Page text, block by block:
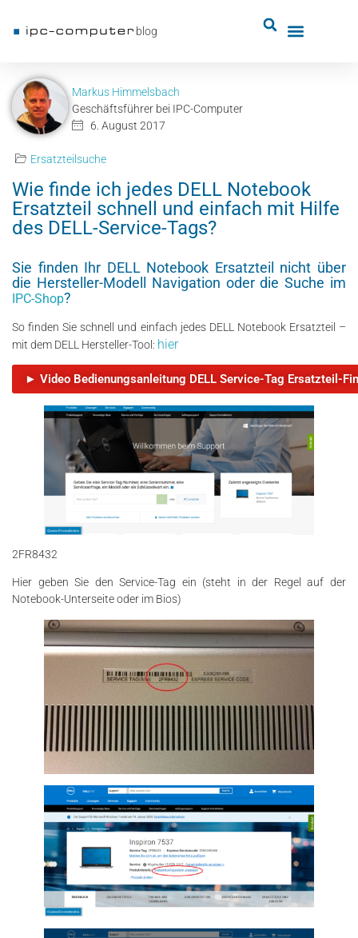
blog
Markus Himmelsbach
Geschäftsführer bei IPC-Computer
6. August 2017
Ersatzteilsuche
Wie finde ich jedes DELL Notebook
Ersatzteil schnell und einfach mit Hilfe
des DELL-Service-Tags?
Sie finden Ihr DELL Notebook Ersatzteil nicht über
die Hersteller-Modell Navigation oder die Suche im
IPC-Shop?
So finden Sie schnell und einfach jedes DELL Notebook Ersatzteil –
mit dem DELL Hersteller-Tool: hier
2FR8432
Hier geben Sie den Service-Tag ein (steht in der Regel auf der
Notebook-Unterseite oder im Bios)